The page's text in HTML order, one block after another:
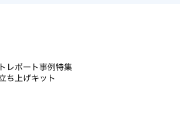
レポート事例特集
ち上げキット